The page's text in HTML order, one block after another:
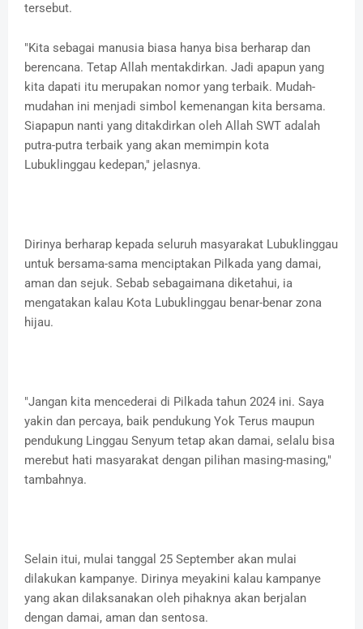
tersebut.
"Kita sebagai manusia biasa hanya bisa berharap dan
berencana. Tetap Allah mentakdirkan. Jadi apapun yang
kita dapati itu merupakan nomor yang terbaik. Mudah-
mudahan ini menjadi simbol kemenangan kita bersama.
Siapapun nanti yang ditakdirkan oleh Allah SWT adalah
putra-putra terbaik yang akan memimpin kota
Lubuklinggau kedepan," jelasnya.
Dirinya berharap kepada seluruh masyarakat Lubuklinggau
untuk bersama-sama menciptakan Pilkada yang damai,
aman dan sejuk. Sebab sebagaimana diketahui, ia
mengatakan kalau Kota Lubuklinggau benar-benar zona
hijau.
"Jangan kita mencederai di Pilkada tahun 2024 ini. Saya
yakin dan percaya, baik pendukung Yok Terus maupun
pendukung Linggau Senyum tetap akan damai, selalu bisa
merebut hati masyarakat dengan pilihan masing-masing,"
tambahnya.
Selain itui, mulai tanggal 25 September akan mulai
dilakukan kampanye. Dirinya meyakini kalau kampanye
yang akan dilaksanakan oleh pihaknya akan berjalan
dengan damai, aman dan sentosa.